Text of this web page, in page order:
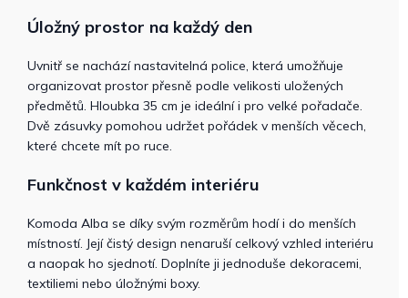
Úložný prostor na každý den
Uvnitř se nachází nastavitelná police, která umožňuje
organizovat prostor přesně podle velikosti uložených
předmětů. Hloubka 35 cm je ideální i pro velké pořadače.
Dvě zásuvky pomohou udržet pořádek v menších věcech,
které chcete mít po ruce.
Funkčnost v každém interiéru
Komoda Alba se díky svým rozměrům hodí i do menších
místností. Její čistý design nenaruší celkový vzhled interiéru
a naopak ho sjednotí. Doplníte ji jednoduše dekoracemi,
textiliemi nebo úložnými boxy.